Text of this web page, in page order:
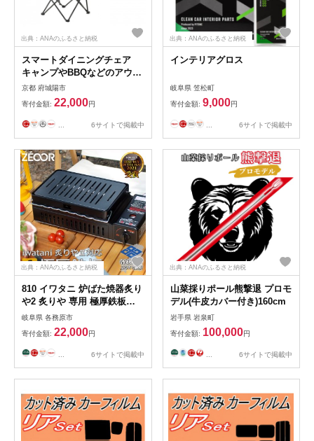
出典：ANAのふるさと納税
スマートダイニングチェア
キャンプやBBQなどのアウト
ドアシーンで役立つ!
73301004
京都 府城陽市
寄付金額: 22,000円
6サイトで掲載中
出典：ANAのふるさと納税
インテリアグロス
岐阜県 笠松町
寄付金額: 9,000円
6サイトで掲載中
出典：ANAのふるさと納税
810 イワタニ 炉ばた焼器炙り
や2 炙りや 専用 極厚鉄板
（板厚6mm/幅広スリット/フ
ラット) IW60-03A
岐阜県 各務原市
寄付金額: 22,000円
6サイトで掲載中
出典：ANAのふるさと納税
山菜採りポール熊撃退 プロモ
デル(牛皮カバー付き)160cm
岩手県 岩泉町
寄付金額: 100,000円
6サイトで掲載中